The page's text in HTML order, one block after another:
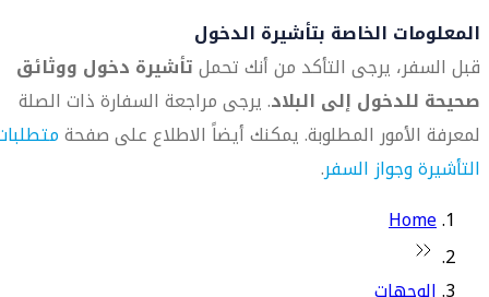
المعلومات الخاصة بتأشيرة الدخول
قبل السفر، يرجى التأكد من أنك تحملتأشيرة دخول ووثائق
صحيحة للدخول إلى البلاد. يرجى مراجعة السفارة ذات الصلة
لمعرفة الأمور المطلوبة. يمكنك أيضاً الاطلاع على صفحة
التأشيرة وجواز السفر.
Home